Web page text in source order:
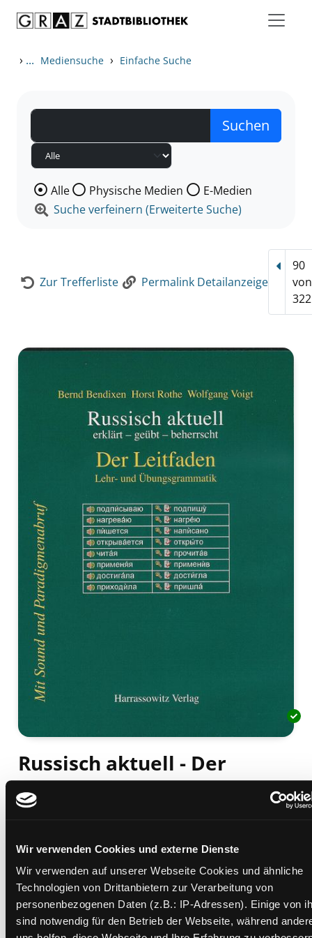
Wir verwenden Cookies und externe Dienste
Wir verwenden auf unserer Webseite Cookies und ähnliche
Technologien von Drittanbietern zur Verarbeitung von
personenbezogenen Daten (z.B.: IP-Adressen). Einige von
sind notwendig für den Betrieb der Webseite, während
› ... Mediensuche › Einfache Suche
Wählen Sie die Medienart nach der Sie suchen wollen.
Alle Physische Medien
E-Medien
Suche verfeinern (Erweiterte Suche)
Zur Trefferliste Permalink Detailanzeige
90
von
322
Russisch aktuell - Der
Leitfaden
Verfasser:Suche nach diesem Verfasser
Bendixen, Bernd
Beschreibung ein-/ausblenden
Mehr Informationen ein-/ausblenden